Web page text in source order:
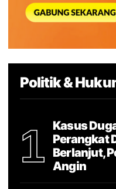
Politik &
1
Kasus
Perangkat
Berlanjut,
Angin